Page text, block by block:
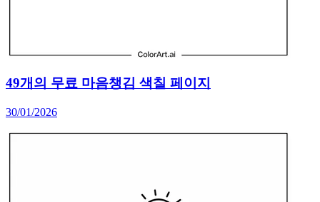
49개의 무료 마음챙김 색칠 페이지
30/01/2026